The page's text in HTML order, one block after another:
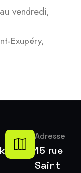
vendredi,
Exupéry,
Adresse
15 rue
Saint